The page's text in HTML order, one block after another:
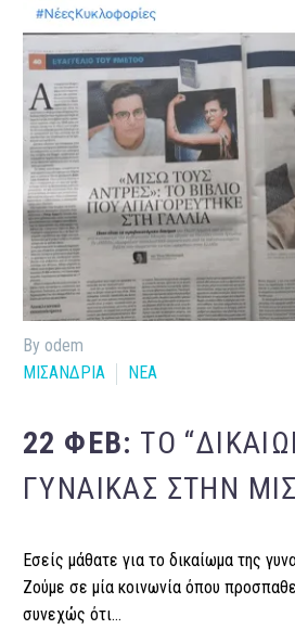
By odem
ΜΙΣΑΝΔΡΙΑ
ΝΕΑ
22 ΦΕΒ: ΤΟ
ΓΥΝΑΊΚΑΣ ΣΤΗΝ
Εσείς μάθατε για το δικαίωμα της
Ζούμε σε μία κοινωνία όπου
συνεχώς ότι…